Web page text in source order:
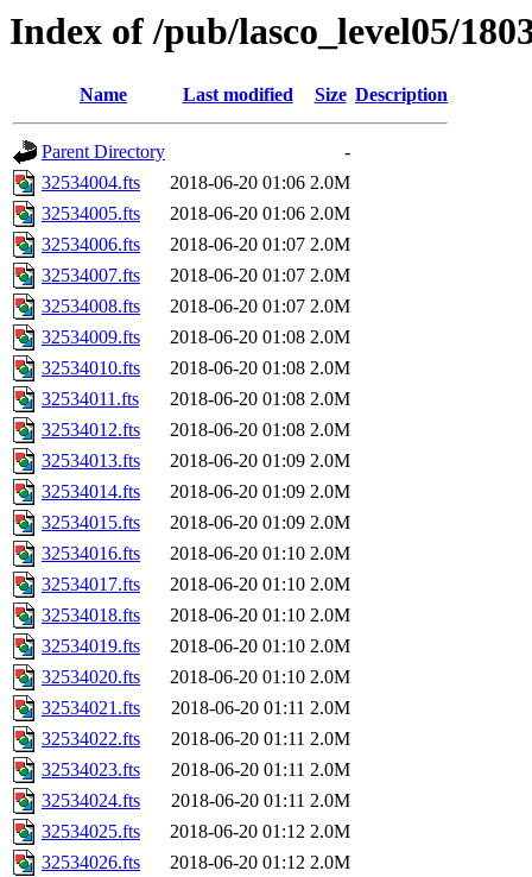
Index of /pub/lasco_level05/
Name Last modified Size Description
Parent Directory
-
32534004.fts
2018-06-20 01:06 2.0M
32534005.fts
2018-06-20 01:06 2.0M
32534006.fts
2018-06-20 01:07 2.0M
32534007.fts
2018-06-20 01:07 2.0M
32534008.fts
2018-06-20 01:07 2.0M
32534009.fts
2018-06-20 01:08 2.0M
32534010.fts
2018-06-20 01:08 2.0M
32534011.fts
2018-06-20 01:08 2.0M
32534012.fts
2018-06-20 01:08 2.0M
32534013.fts
2018-06-20 01:09 2.0M
32534014.fts
2018-06-20 01:09 2.0M
32534015.fts
2018-06-20 01:09 2.0M
32534016.fts
2018-06-20 01:10 2.0M
32534017.fts
2018-06-20 01:10 2.0M
32534018.fts
2018-06-20 01:10 2.0M
32534019.fts
2018-06-20 01:10 2.0M
32534020.fts
2018-06-20 01:10 2.0M
32534021.fts
2018-06-20 01:11 2.0M
32534022.fts
2018-06-20 01:11 2.0M
32534023.fts
2018-06-20 01:11 2.0M
32534024.fts
2018-06-20 01:11 2.0M
32534025.fts
2018-06-20 01:12 2.0M
32534026.fts
2018-06-20 01:12 2.0M